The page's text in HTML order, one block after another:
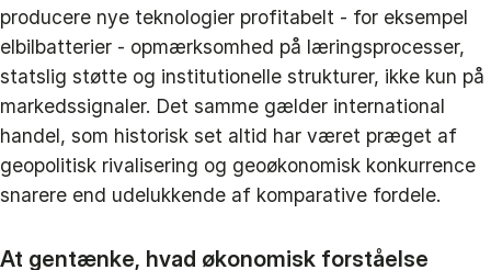
producere nye teknologier profitabelt - for eksempel
elbilbatterier - opmærksomhed på læringsprocesser,
statslig støtte og institutionelle strukturer, ikke kun på
markedssignaler. Det samme gælder international
handel, som historisk set altid har været præget af
geopolitisk rivalisering og geoøkonomisk konkurrence
snarere end udelukkende af komparative fordele.
At gentænke, hvad økonomisk forståelse